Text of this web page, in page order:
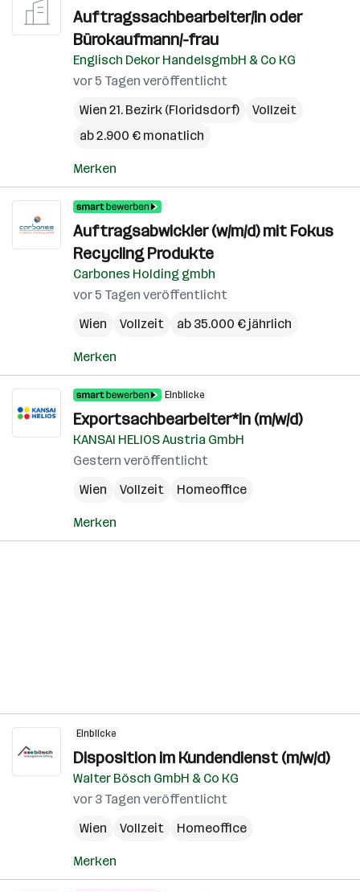
Auftragssachbearbeiter/in oder
Bürokaufmann/-frau
Englisch Dekor HandelsgmbH & Co KG
vor 5 Tagen veröffentlicht
Wien 21. Bezirk (Floridsdorf)
Vollzeit
ab 2.900 € monatlich
Merken
Auftragsabwickler (w/m/d) mit Fokus
Recycling Produkte
Carbones Holding gmbh
vor 5 Tagen veröffentlicht
Wien
Vollzeit ab 35.000 € jährlich
Merken
Einblicke
Exportsachbearbeiter*in (m/w/d)
KANSAI HELIOS Austria GmbH
Gestern veröffentlicht
Wien
Vollzeit Homeoffice
Merken
Einblicke
Disposition im Kundendienst (m/w/d)
Walter Bösch GmbH & Co KG
vor 3 Tagen veröffentlicht
Wien
Vollzeit Homeoffice
Merken